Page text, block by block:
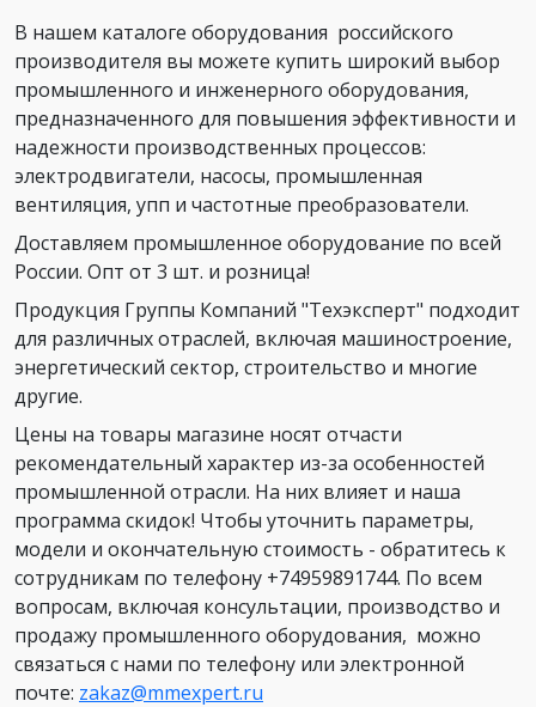
В нашем каталоге оборудования российского
производителя вы можете купить широкий выбор
промышленного и инженерного оборудования,
предназначенного для повышения эффективности и
надежности производственных процессов:
электродвигатели, насосы, промышленная
вентиляция, упп и частотные преобразователи.
Доставляем промышленное оборудование по всей
России. Опт от 3 шт. и розница!
Продукция Группы Компаний "Техэксперт" подходит
для различных отраслей, включая машиностроение,
энергетический сектор, строительство и многие
другие.
Цены на товары магазине носят отчасти
рекомендательный характер из-за особенностей
промышленной отрасли. На них влияет и наша
программа скидок! Чтобы уточнить параметры,
модели и окончательную стоимость - обратитесь к
сотрудникам по телефону +74959891744. По всем
вопросам, включая консультации, производство и
продажу промышленного оборудования, можно
связаться с нами по телефону или электронной
почте: zakaz@mmexpert.ru